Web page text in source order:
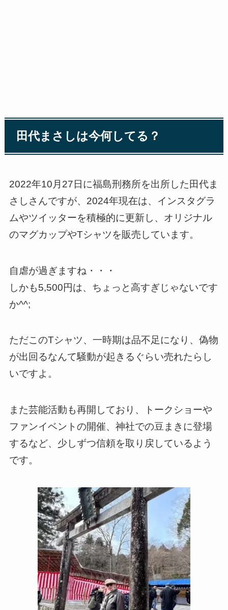
田代まさしは今何してる？
2022年10月27日に福島刑務所を出所した田代ま
さしさんですが、2024年現在は、インスタグラ
ムやツイッターを積極的に更新し、オリジナル
のマグカップやTシャツを販売しています。
自虐が過ぎますね・・・
しかも5,500円は、ちょっと高すぎじゃないです
か^^;
ただこのTシャツ、一時期は品不足になり、偽物
が出回るなんて騒動が起きるぐらい売れたらし
いですよ。
また芸能活動も再開しており、トークショーや
ファンイベントの開催、神社での豆まきに登場
するなど、少しずつ信頼を取り戻しているよう
です。